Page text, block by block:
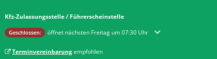
Kfz-Zulassungsstelle / Führerscheinstelle
Klicken, um weitere Öffnungs- oder Schließzeiten auszublenden
Geschlossen: öffnet nächsten Freitag um 07:30 Uhr
Terminvereinbarungempfohlen